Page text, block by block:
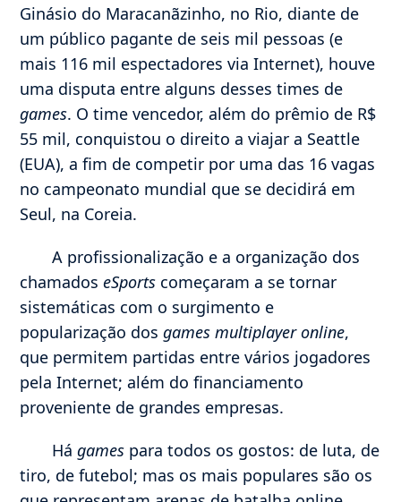
Ginásio do Maracanãzinho, no Rio, diante de
um público pagante de seis mil pessoas (e
mais 116 mil espectadores via Internet), houve
uma disputa entre alguns desses times de
games. O time vencedor, além do prêmio de R$
55 mil, conquistou o direito a viajar a Seattle
(EUA), a fim de competir por uma das 16 vagas
no campeonato mundial que se decidirá em
Seul, na Coreia.
A profissionalização e a organização dos
chamadoseSports começaram a se tornar
sistemáticas com o surgimento e
popularização dosgames multiplayer online,
que permitem partidas entre vários jogadores
pela Internet; além do financiamento
proveniente de grandes empresas.
Hágames para todos os gostos: de luta, de
tiro, de futebol; mas os mais populares são os